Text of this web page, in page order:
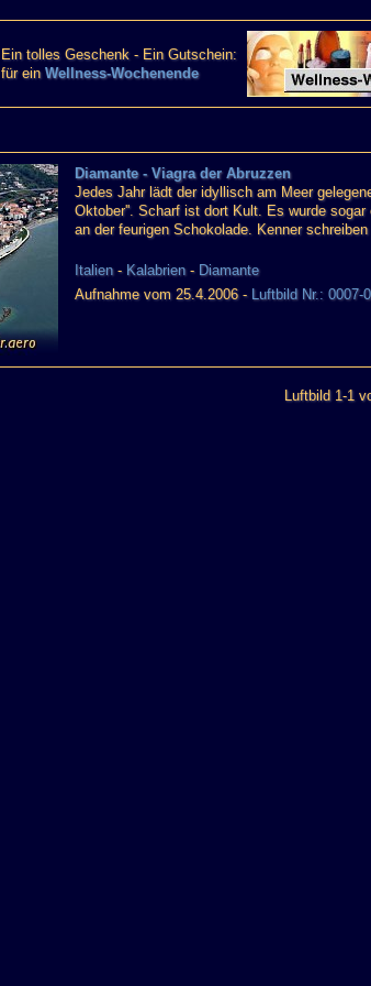
Ein tolles Geschenk - Ein Gutschein:
für ein Wellness-Wochenende
Diamante - Viagra der Abruzzen
Jedes Jahr lädt der idyllisch am Meer
Oktober''. Scharf ist dort Kult. Es wurde
an der feurigen Schokolade. Kenner
Italien- Kalabrien- Diamante
Aufnahme vom 25.4.2006 - Luftbild Nr.: 0007-
Luftbild 1-1